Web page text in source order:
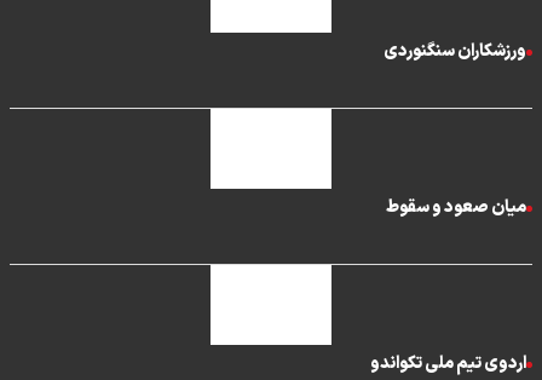
ورزشکاران سنگنوردی
میان صعود و سقوط
اردوی تیم ملی تکواندو